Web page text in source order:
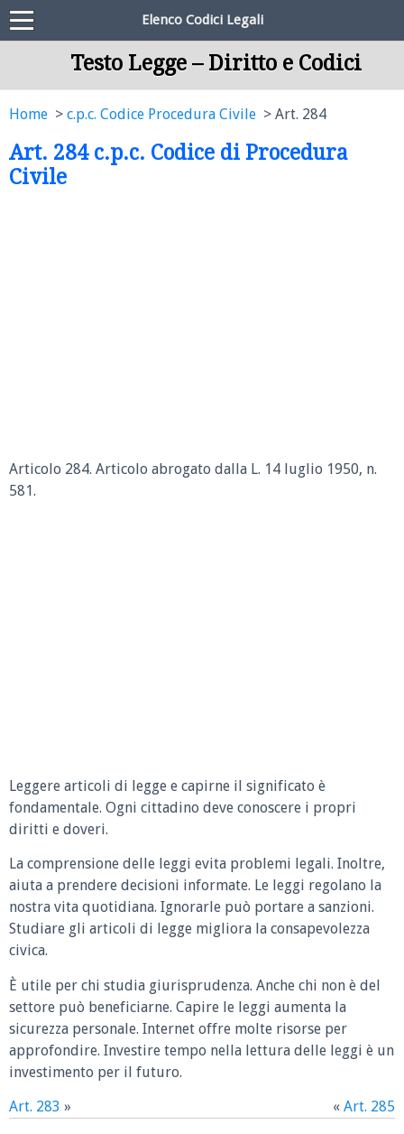
Elenco Codici Legali
Testo Legge – Diritto e Codici
Home c.p.c. Codice Procedura Civile Art. 284
Art. 284 c.p.c. Codice di Procedura
Civile
Articolo 284. Articolo abrogato dalla L. 14 luglio 1950, n.
581.
Leggere articoli di legge e capirne il significato è
fondamentale. Ogni cittadino deve conoscere i propri
diritti e doveri.
La comprensione delle leggi evita problemi legali. Inoltre,
aiuta a prendere decisioni informate. Le leggi regolano la
nostra vita quotidiana. Ignorarle può portare a sanzioni.
Studiare gli articoli di legge migliora la consapevolezza
civica.
È utile per chi studia giurisprudenza. Anche chi non è del
settore può beneficiarne. Capire le leggi aumenta la
sicurezza personale. Internet offre molte risorse per
approfondire. Investire tempo nella lettura delle leggi è un
investimento per il futuro.
Art. 283 » « Art. 285